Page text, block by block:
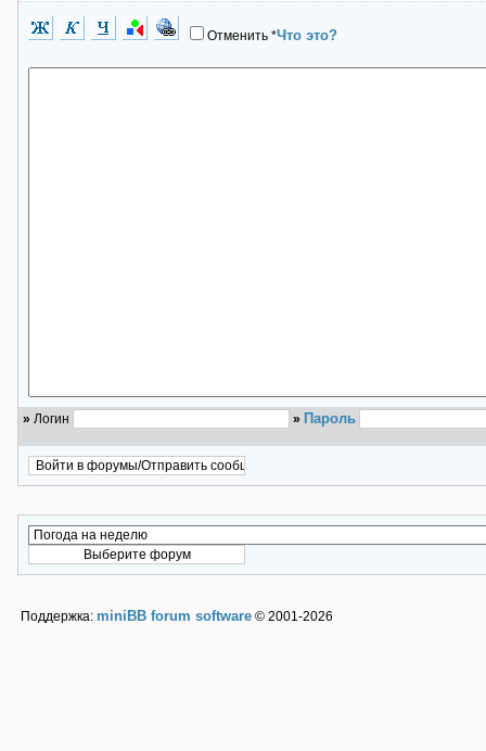
Отменить *Что это?
» Логин » Пароль
Поддержка: miniBB forum software © 2001-2026